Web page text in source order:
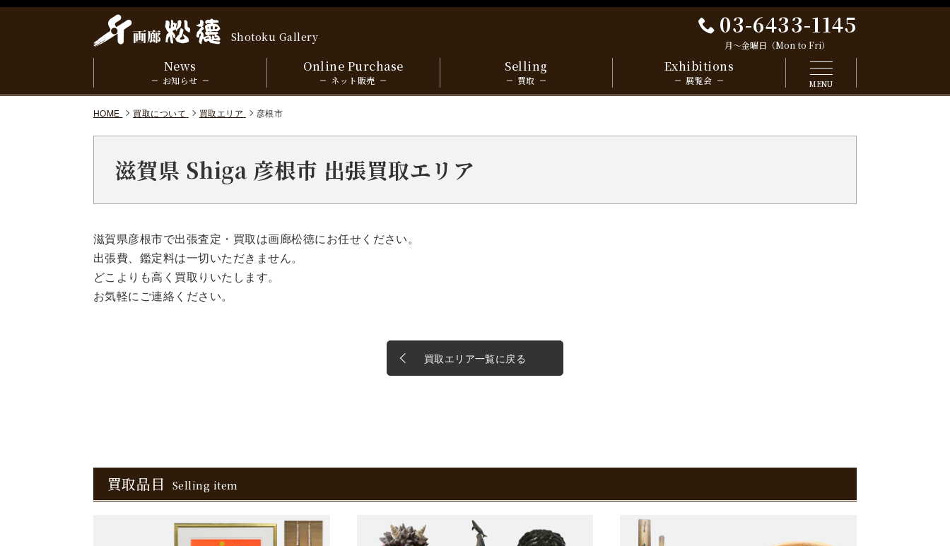
Shotoku Gallery 03-6433-1145
月～金曜日（Mon to Fri）
MENU
News
お知らせ
Online Purchase
ネット販売
Selling
買取
Exhibitions
展覧会
HOME 買取について 買取エリア 彦根市
滋賀県 Shiga 彦根市 出張買取エリア
滋賀県彦根市で出張査定・買取は画廊松徳にお任せください。
出張費、鑑定料は一切いただきません。
どこよりも高く買取りいたします。
お気軽にご連絡ください。
買取エリア一覧に戻る
買取品目 Selling item